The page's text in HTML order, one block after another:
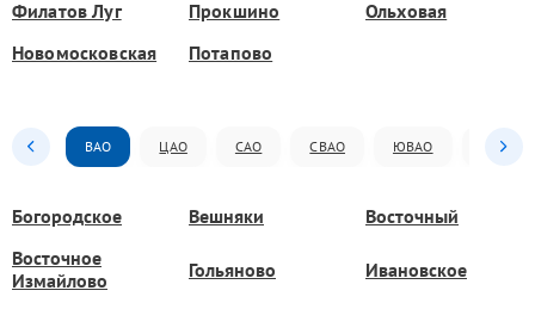
Филатов Луг Прокшино
Ольховая
Новомосковская
Потапово
ВАО ЦАО САО СВАО ЮВАО ЮАО
Богородское Вешняки
Восточный
Восточное
Измайлово
Гольяново Ивановское